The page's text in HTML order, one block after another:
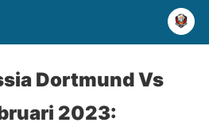
Dortmund Vs
2023: